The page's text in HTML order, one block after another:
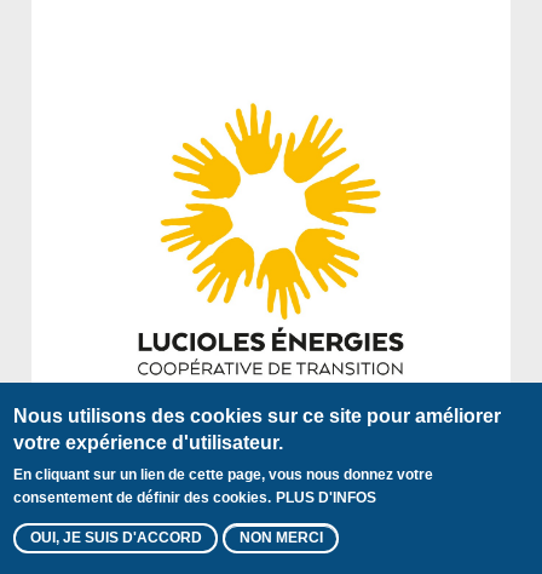
Pied
Plan du site Mentions légales Contact
Nous utilisons des cookies sur ce site pour améliorer
votre expérience d'utilisateur.
En cliquant sur un lien de cette page, vous nous donnez votre
consentement de définir des cookies. PLUS D'INFOS
OUI, JE SUIS D'ACCORD NON MERCI